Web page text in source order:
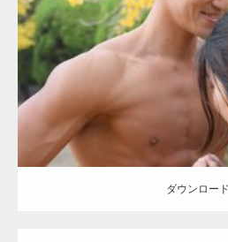
Category:公園のマッチョ その他
筋
ダウンロード
【YouTube】マ
ギネス世界記録…